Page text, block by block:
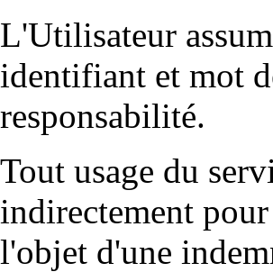
L'Utilisateur
identifiant et mot
responsabilité.
Tout usage du
indirectement
l'objet d'une